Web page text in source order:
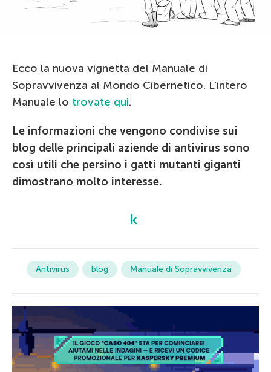
Ecco la nuova vignetta del Manuale di
Sopravvivenza al Mondo Cibernetico. L’intero
Manuale lo trovate qui.
Le informazioni che vengono condivise sui
blog delle principali aziende di antivirus sono
così utili che persino i gatti mutanti giganti
dimostrano molto interesse.
Antivirus blog Manuale di Sopravvivenza